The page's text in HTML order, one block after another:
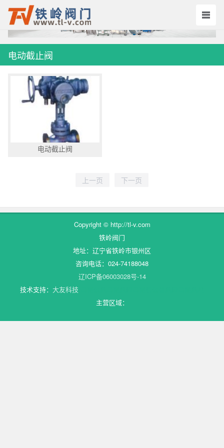
电动截止阀
电动截止阀
Copyright © http://tl-v.com
铁岭阀门
地址：辽宁省铁岭市银州区
咨询电话：024-74188048
辽ICP备06003028号-14
技术支持： 大友科技
主营区域：